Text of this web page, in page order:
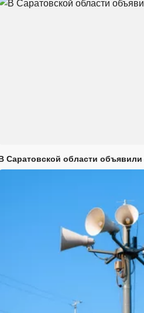
Саратовской области объявили